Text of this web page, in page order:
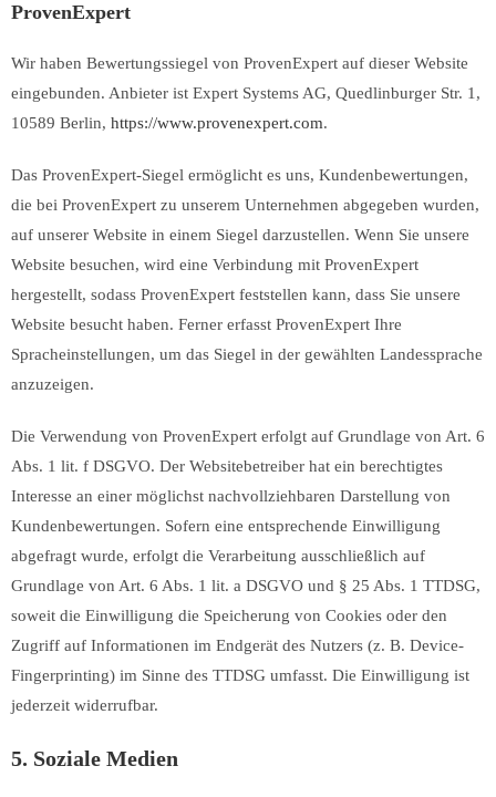
ProvenExpert
Wir haben Bewertungssiegel von ProvenExpert auf dieser Website
eingebunden. Anbieter ist Expert Systems AG, Quedlinburger Str. 1,
10589 Berlin, https://www.provenexpert.com.
Das ProvenExpert-Siegel ermöglicht es uns, Kundenbewertungen,
die bei ProvenExpert zu unserem Unternehmen abgegeben wurden,
auf unserer Website in einem Siegel darzustellen. Wenn Sie unsere
Website besuchen, wird eine Verbindung mit ProvenExpert
hergestellt, sodass ProvenExpert feststellen kann, dass Sie unsere
Website besucht haben. Ferner erfasst ProvenExpert Ihre
Spracheinstellungen, um das Siegel in der gewählten Landessprache
anzuzeigen.
Die Verwendung von ProvenExpert erfolgt auf Grundlage von Art. 6
Abs. 1 lit. f DSGVO. Der Websitebetreiber hat ein berechtigtes
Interesse an einer möglichst nachvollziehbaren Darstellung von
Kundenbewertungen. Sofern eine entsprechende Einwilligung
abgefragt wurde, erfolgt die Verarbeitung ausschließlich auf
Grundlage von Art. 6 Abs. 1 lit. a DSGVO und § 25 Abs. 1 TTDSG,
soweit die Einwilligung die Speicherung von Cookies oder den
Zugriff auf Informationen im Endgerät des Nutzers (z. B. Device-
Fingerprinting) im Sinne des TTDSG umfasst. Die Einwilligung ist
jederzeit widerrufbar.
5. Soziale Medien